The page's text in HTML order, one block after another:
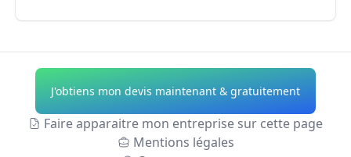
Traitement
Propriano
Traitement
Traitement
Allier
Traitement
J'obtiens mon devis maintenant & gratuitement
Faire apparaitre mon entreprise sur cette page
Mentions légales